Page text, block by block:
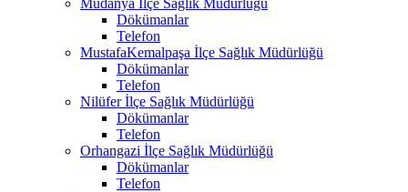
Dökümanlar
Telefon
MustafaKemalpaşa İlçe Sağlık Müdürlüğü
Dökümanlar
Telefon
Nilüfer İlçe Sağlık Müdürlüğü
Dökümanlar
Telefon
Orhangazi İlçe Sağlık Müdürlüğü
Dökümanlar
Telefon